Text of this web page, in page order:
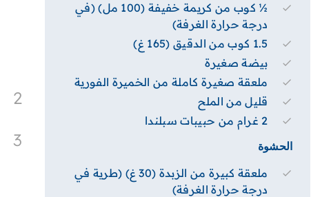
½ كوب من كريمة خفيفة (100 مل) (في
درجة حرارة الغرفة)
1.5 كوب من الدقيق (165 غ)
بيضة صغيرة
ملعقة صغيرة كاملة من الخميرة الفورية
قليل من الملح
2 غرام من حبيبات سبلندا
الحشوة
ملعقة كبيرة من الزبدة (30 غ) (طرية في
درجة حرارة الغرفة)
2
3